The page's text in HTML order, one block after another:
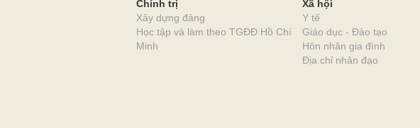
Chính trị
Xây dựng đảng
Học tập và làm theo TGĐĐ Hồ Chí
Minh
Xã hội
Y tế
Giáo dục - Đào tạo
Hôn nhân gia đình
Địa chỉ nhân đạo